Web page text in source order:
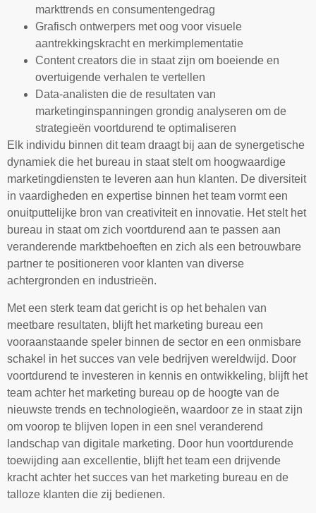
markttrends en consumentengedrag
Grafisch ontwerpers met oog voor visuele
aantrekkingskracht en merkimplementatie
Content creators die in staat zijn om boeiende en
overtuigende verhalen te vertellen
Data-analisten die de resultaten van
marketinginspanningen grondig analyseren om de
strategieën voortdurend te optimaliseren
Elk individu binnen dit team draagt bij aan de synergetische
dynamiek die het bureau in staat stelt om hoogwaardige
marketingdiensten te leveren aan hun klanten. De diversiteit
in vaardigheden en expertise binnen het team vormt een
onuitputtelijke bron van creativiteit en innovatie. Het stelt het
bureau in staat om zich voortdurend aan te passen aan
veranderende marktbehoeften en zich als een betrouwbare
partner te positioneren voor klanten van diverse
achtergronden en industrieën.
Met een sterk team dat gericht is op het behalen van
meetbare resultaten, blijft het marketing bureau een
vooraanstaande speler binnen de sector en een onmisbare
schakel in het succes van vele bedrijven wereldwijd. Door
voortdurend te investeren in kennis en ontwikkeling, blijft het
team achter het marketing bureau op de hoogte van de
nieuwste trends en technologieën, waardoor ze in staat zijn
om voorop te blijven lopen in een snel veranderend
landschap van digitale marketing. Door hun voortdurende
toewijding aan excellentie, blijft het team een drijvende
kracht achter het succes van het marketing bureau en de
talloze klanten die zij bedienen.